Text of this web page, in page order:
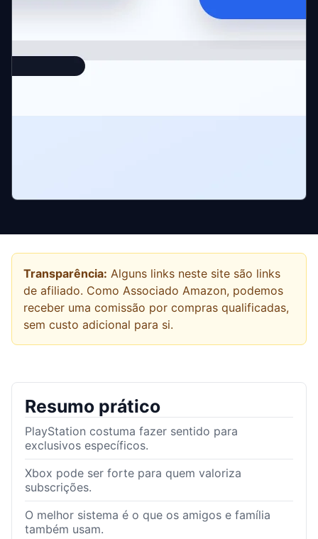
Transparência: Alguns links neste site são links
de afiliado. Como Associado Amazon, podemos
receber uma comissão por compras qualificadas,
sem custo adicional para si.
Resumo prático
PlayStation costuma fazer sentido para
exclusivos específicos.
Xbox pode ser forte para quem valoriza
subscrições.
O melhor sistema é o que os amigos e família
também usam.